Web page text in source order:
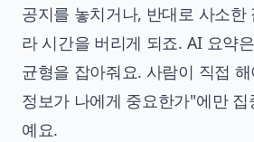
공지를 놓치거나, 반대로 사소한
라 시간을 버리게 되죠. AI 요약
균형을 잡아줘요. 사람이 직접
정보가 나에게 중요한가"에만 집
예요.